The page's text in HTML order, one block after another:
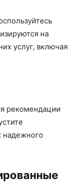
на
услуг, включая
рекомендации
надежного